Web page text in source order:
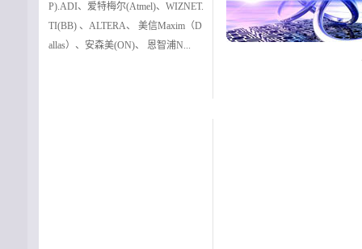
P).ADI、爱特梅尔(Atmel)、WIZNET.
TI(BB) 、ALTERA、 美信Maxim（D
allas）、安森美(ON)、 恩智浦N...